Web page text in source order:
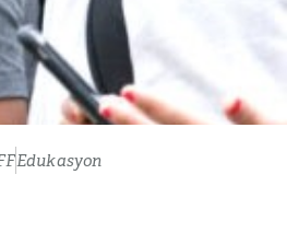
Edukasyon